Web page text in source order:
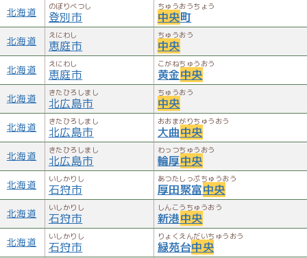
北海道 のぼりべつし
登別市
ちゅうおうちょう
中央町
北海道 えにわし
恵庭市
ちゅうおう
中央
北海道 えにわし
恵庭市
こがねちゅうおう
黄金中央
北海道 きたひろしまし
北広島市
ちゅうおう
中央
北海道 きたひろしまし
北広島市
おおまがりちゅうおう
大曲中央
北海道 きたひろしまし
北広島市
わっつちゅうおう
輪厚中央
北海道 いしかりし
石狩市
あつたしっぷちゅうおう
厚田聚富中央
北海道 いしかりし
石狩市
しんこうちゅうおう
新港中央
北海道 いしかりし
石狩市
りょくえんだいちゅうおう
緑苑台中央